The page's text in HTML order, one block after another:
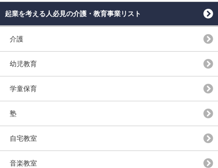
起業を考える人必見の介護・教育事業リスト
介護
幼児教育
学童保育
塾
自宅教室
音楽教室